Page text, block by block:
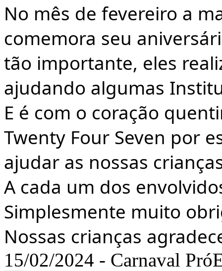
No mês de fevereiro a
comemora seu
tão importante, eles
ajudando algumas
E é com o coração
Twenty Four Seven por
ajudar as nossas
A cada um dos
Simplesmente muito
Nossas crianças
15/02/2024 - Carnaval